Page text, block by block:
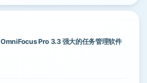
OmniFocus Pro 3.3 强大的任务管理软件